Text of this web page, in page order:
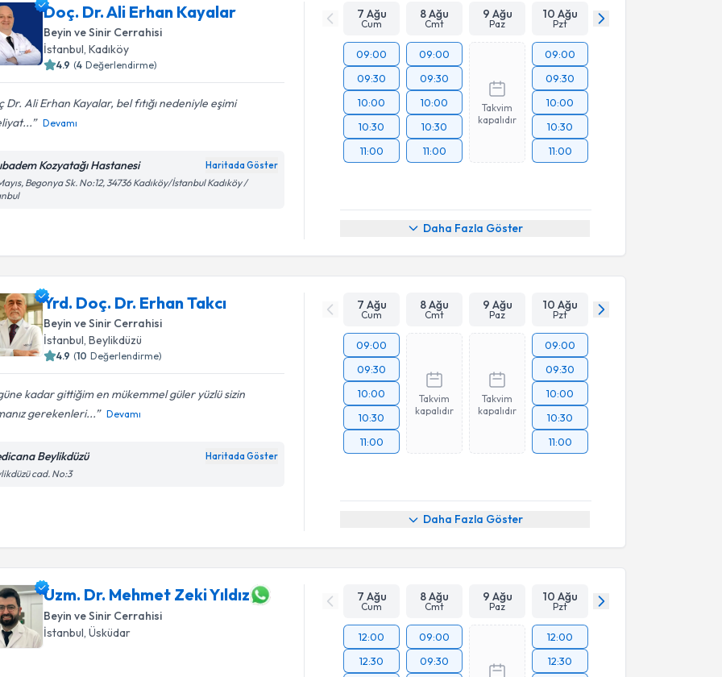
Doç. Dr. Ali Erhan Kayalar
Beyin ve Sinir Cerrahisi
İstanbul , Kadıköy
4.9 (4 Değerlendirme)
Dr. Ali Erhan Kayalar, bel fıtığı nedeniyle eşimi
Devamı
Kozyatağı Hastanesi Haritada Göster
Begonya Sk. No:12, 34736 Kadıköy/İstanbul Kadıköy /
7 Ağu
Cum
8 Ağu
Cmt
9 Ağu
Paz
10 Ağu
Pzt
09:00
09:30
10:00
10:30
11:00
09:00
09:30
10:00
10:30
11:00
Takvim
kapalıdır
09:00
09:30
10:00
10:30
11:00
Daha Fazla Göster
Yrd. Doç. Dr. Erhan Takcı
Beyin ve Sinir Cerrahisi
İstanbul, Beylikdüzü
4.9 (10 Değerlendirme)
kadar gittiğim en mükemmel güler yüzlü sizin
gerekenleri...
Devamı
Beylikdüzü Haritada Göster
cad. No:3
7 Ağu
Cum
8 Ağu
Cmt
9 Ağu
Paz
10 Ağu
Pzt
09:00
09:30
10:00
10:30
11:00
Takvim
kapalıdır
Takvim
kapalıdır
09:00
09:30
10:00
10:30
11:00
Daha Fazla Göster
Uzm. Dr. Mehmet Zeki Yıldız
Beyin ve Sinir Cerrahisi
İstanbul , Üsküdar
7 Ağu
Cum
8 Ağu
Cmt
9 Ağu
Paz
10 Ağu
Pzt
12:00
12:30
09:00
09:30
12:00
12:30